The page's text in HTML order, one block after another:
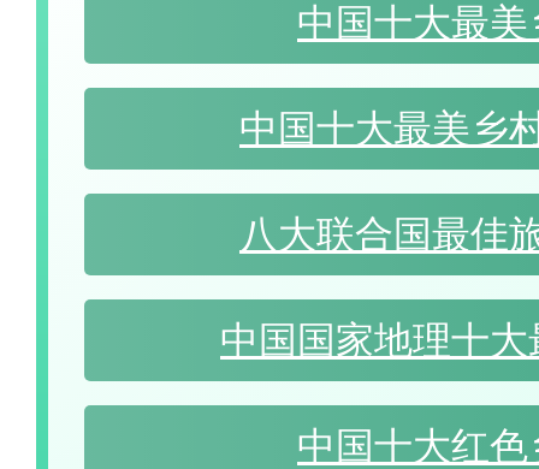
中国十大最美
中国十大最美乡
八大联合国最佳
中国国家地理十
中国十大红色